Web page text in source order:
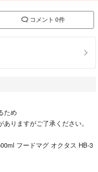
コメント 0件
ため
りますがご了承ください。
フードマグ オクタス HB-3